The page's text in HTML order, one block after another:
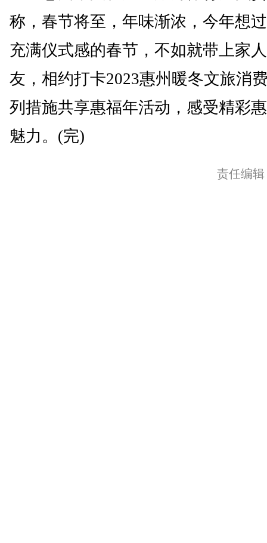
称，春节将至，年味渐浓，今年想
充满仪式感的春节，不如就带上家
友，相约打卡2023惠州暖冬文旅消
列措施共享惠福年活动，感受精彩
魅力。(完)
责任编